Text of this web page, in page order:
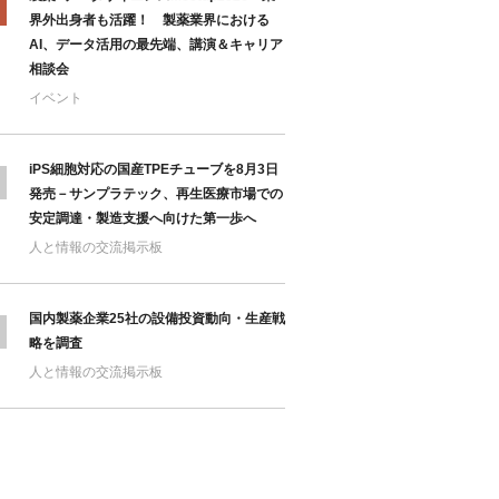
界外出身者も活躍！ 製薬業界における
AI、データ活用の最先端、講演＆キャリア
相談会
イベント
iPS細胞対応の国産TPEチューブを8月3日
発売－サンプラテック、再生医療市場での
安定調達・製造支援へ向けた第一歩へ
人と情報の交流掲示板
国内製薬企業25社の設備投資動向・生産戦
略を調査
人と情報の交流掲示板